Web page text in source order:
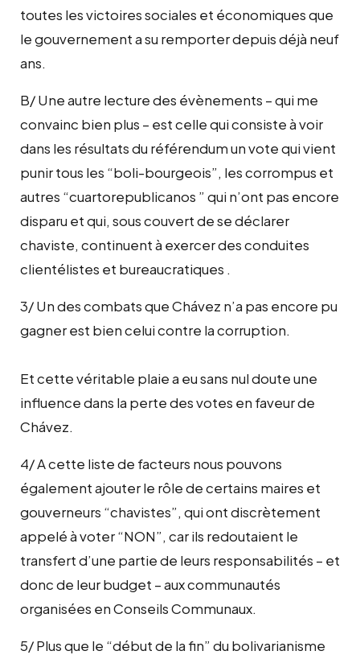
toutes les victoires sociales et économiques que
le gouvernement a su remporter depuis déjà neuf
ans.
B/ Une autre lecture des évènements – qui me
convainc bien plus – est celle qui consiste à voir
dans les résultats du référendum un vote qui vient
punir tous les “boli-bourgeois”, les corrompus et
autres “cuartorepublicanos ” qui n’ont pas encore
disparu et qui, sous couvert de se déclarer
chaviste, continuent à exercer des conduites
clientélistes et bureaucratiques .
3/ Un des combats que Chávez n’a pas encore pu
gagner est bien celui contre la corruption.
Et cette véritable plaie a eu sans nul doute une
influence dans la perte des votes en faveur de
Chávez.
4/ A cette liste de facteurs nous pouvons
également ajouter le rôle de certains maires et
gouverneurs “chavistes”, qui ont discrètement
appelé à voter “NON”, car ils redoutaient le
transfert d’une partie de leurs responsabilités – et
donc de leur budget – aux communautés
organisées en Conseils Communaux.
5/ Plus que le “début de la fin” du bolivarianisme